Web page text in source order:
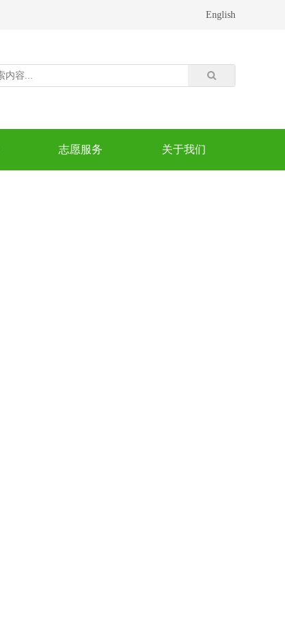
English
志愿服务 关于我们